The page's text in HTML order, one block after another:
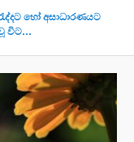
හෝ අසාධාරණයට
විට…